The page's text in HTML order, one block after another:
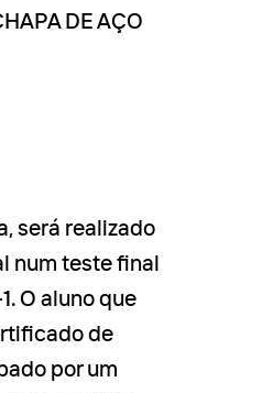
DE AÇO
será realizado
num teste final
O aluno que
de
por um